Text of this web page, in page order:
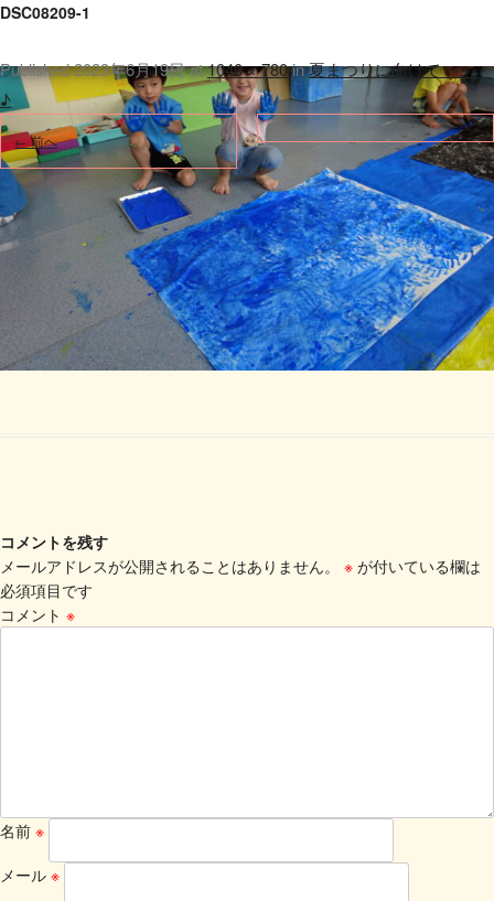
DSC08209-1
Published2023年6月19日at1040 × 780in夏まつりに向けて・・・
♪.
← 前へ
コメントを残す
メールアドレスが公開されることはありません。
※ が付いている欄は
必須項目です
コメント ※
名前 ※
メール ※